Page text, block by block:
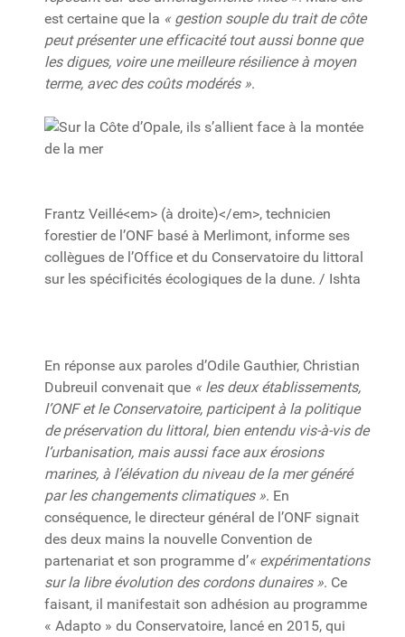
est certaine que la « gestion souple du trait de côte
peut présenter une efficacité tout aussi bonne que
les digues, voire une meilleure résilience à moyen
terme, avec des coûts modérés ».
Frantz Veillé<em> (à droite)</em>, technicien
forestier de l’ONF basé à Merlimont, informe ses
collègues de l’Office et du Conservatoire du littoral
sur les spécificités écologiques de la dune. / Ishta
En réponse aux paroles d’Odile Gauthier, Christian
Dubreuil convenait que « les deux établissements,
l’ONF et le Conservatoire, participent à la politique
de préservation du littoral, bien entendu vis-à-vis de
l’urbanisation, mais aussi face aux érosions
marines, à l’élévation du niveau de la mer généré
par les changements climatiques ». En
conséquence, le directeur général de l’ONF signait
des deux mains la nouvelle Convention de
partenariat et son programme d’« expérimentations
sur la libre évolution des cordons dunaires ». Ce
faisant, il manifestait son adhésion au programme
« Adapto » du Conservatoire, lancé en 2015, qui